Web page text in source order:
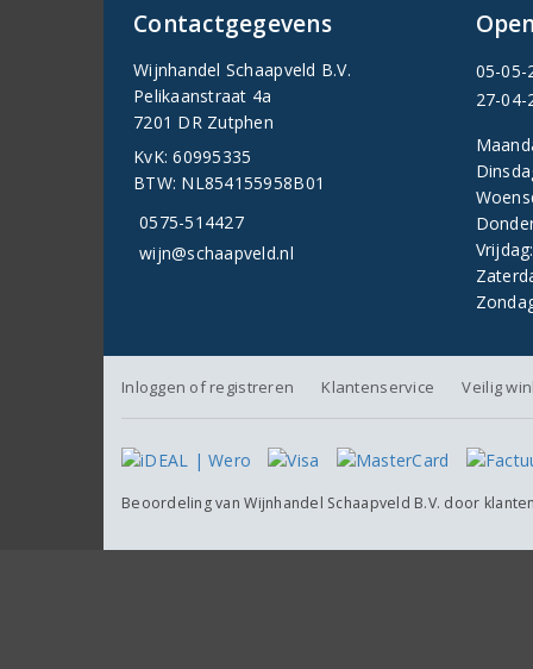
Contactgegevens
Wijnhandel Schaapveld B.V.
Pelikaanstraat 4a
7201 DR Zutphen
KvK: 60995335
BTW: NL854155958B01
0575-514427
wijn@schaapveld.nl
05-05-
27-
Vrijdag:
Inloggen of registreren Klantenservice Veilig
Beoordeling vanWijnhandel Schaapveld B.V. door